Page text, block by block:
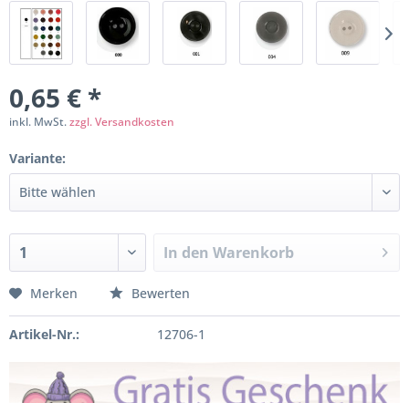
0,65 € *
inkl. MwSt.zzgl. Versandkosten
Variante:
In den Warenkorb
Merken Bewerten
Artikel-Nr.: 12706-1